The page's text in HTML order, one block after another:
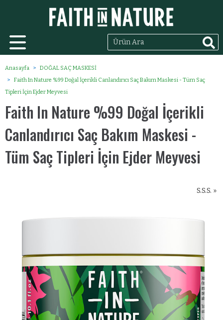
Anasayfa
DOĞAL SAÇ MASKESİ
Faith In Nature %99 Doğal İçerikli Canlandırıcı Saç Bakım Maskesi - Tüm Saç
Tipleri İçin Ejder Meyvesi
Faith In Nature %99 Doğal İçerikli
Canlandırıcı Saç Bakım Maskesi -
Tüm Saç Tipleri İçin Ejder Meyvesi
S.S.S. »